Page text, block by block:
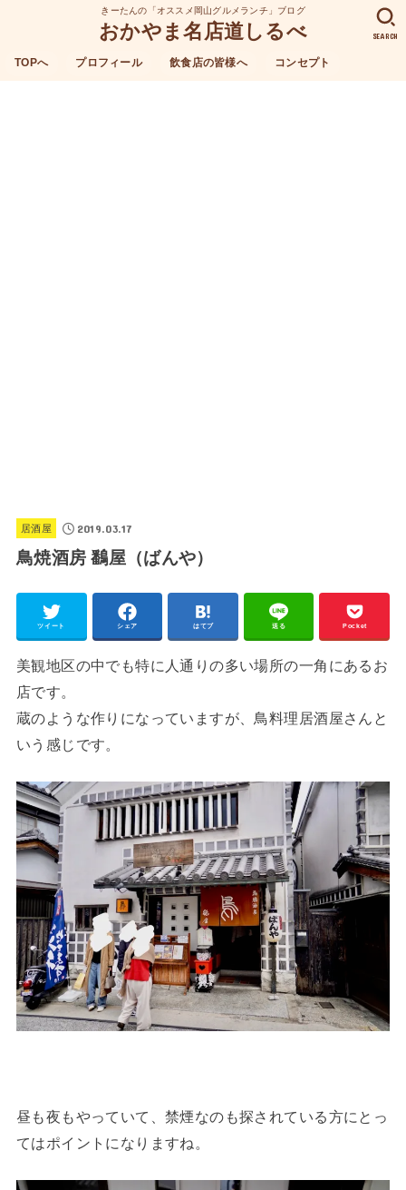
きーたんの「オススメ岡山グルメランチ」ブログ
おかやま名店道しるべ
TOPへ プロフィール 飲食店の皆様へ コンセプト
SEARCH
居酒屋 2019.03.17
鳥焼酒房 鷭屋（ばんや）
ツイート シェア はてブ 送る Pocket
美観地区の中でも特に人通りの多い場所の一角にあるお
店です。
蔵のような作りになっていますが、鳥料理居酒屋さんと
いう感じです。
昼も夜もやっていて、禁煙なのも探されている方にとっ
てはポイントになりますね。